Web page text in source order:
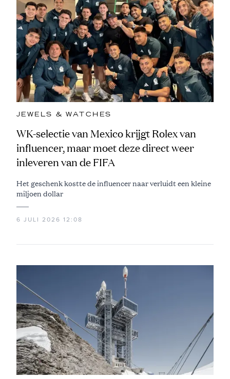
JEWELS & WATCHES
WK-selectie van Mexico krijgt Rolex van
influencer, maar moet deze direct weer
inleveren van de FIFA
Het geschenk kostte de influencer naar verluidt een kleine
miljoen dollar
6 JULI 2026 12:08